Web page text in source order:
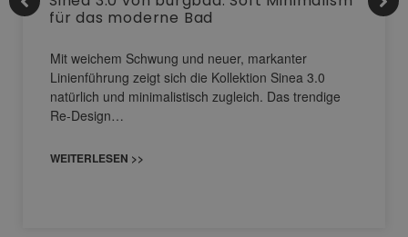
für das moderne Bad
Mit weichem Schwung und neuer, markanter
Linienführung zeigt sich die Kollektion Sinea 3.0
natürlich und minimalistisch zugleich. Das trendige
Re-Design…
WEITERLESEN >>